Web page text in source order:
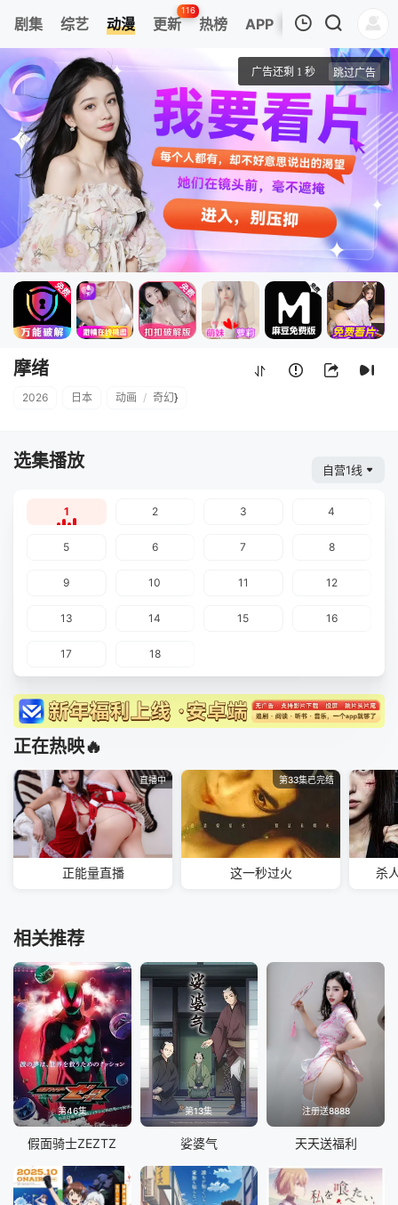
剧集 综艺 动漫 更新
116
热榜 APP
我的观影记录
1
摩绪
清空
摩绪
2026 日本 动画 / 奇幻}
选集播放 自营1线
1 2 3 4
5 6 7 8
9 10 11 12
13 14 15 16
17 18
正在热映🔥
直播中
正能量直播
第33集已完结
这一秒过火 杀
相关推荐
第46集
假面骑士ZEZTZ
第13集
娑婆气
注册送8888
天天送福利